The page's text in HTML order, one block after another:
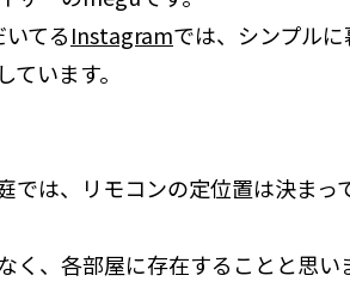
てるInstagramでは、シンプル
います。
では、リモコンの定位置は決まっ
く、各部屋に存在することと思い